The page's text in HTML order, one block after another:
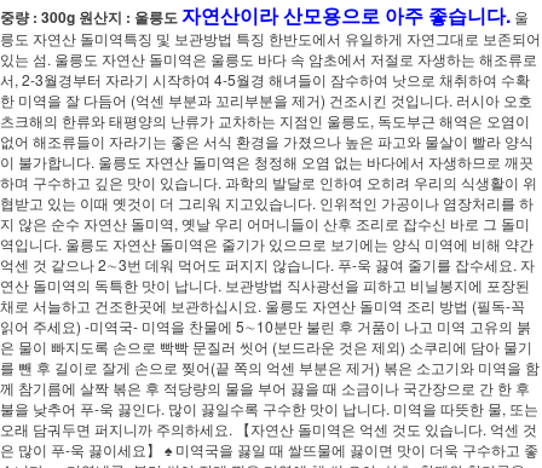
중량 : 300g 원산지 : 울릉도자연산이라 산모용으로 아주 좋습니다. 울
릉도 자연산 돌미역특징 및 보관방법 특징 한반도에서 유일하게 자연그대로 보존되어
있는 섬. 울릉도 자연산 돌미역은 울릉도 바다 속 암초에서 저절로 자생하는 해조류로
서, 2-3월경부터 자라기 시작하여 4-5월경 해녀들이 잠수하여 낫으로 채취하여 수확
한 미역을 잘 다듬어 (억센 부분과 꼬리부분을 제거) 건조시킨 것입니다. 러시아 오호
츠크해의 한류와 태평양의 난류가 교차하는 지점인 울릉도, 독도부근 해역은 오염이
없어 해조류들이 자라기는 좋은 서식 환경을 가졌으나 높은 파고와 물살이 빨라 양식
이 불가합니다. 울릉도 자연산 돌미역은 청정해 오염 없는 바다에서 자생하므로 깨끗
하며 구수하고 깊은 맛이 있습니다. 과학의 발달로 인하여 오히려 우리의 식생활이 위
협받고 있는 이때 옛것이 더 그리워 지고있습니다. 인위적인 가공이나 염장처리를 하
지 않은 순수 자연산 돌미역, 옛날 우리 어머니들이 산후 조리로 잡수신 바로 그 돌미
역입니다. 울릉도 자연산 돌미역은 줄기가 있으므로 보기에는 양식 미역에 비해 약간
억센 것 같으나 2∼3번 데워 먹어도 퍼지지 않습니다. 푸-욱 끓여 줄기를 잡수세요. 자
연산 돌미역의 독특한 맛이 납니다. 보관방법 직사광선을 피하고 비닐봉지에 포장된
채로 서늘하고 건조한곳에 보관하십시요. 울릉도 자연산 돌미역 조리 방법 (필독-꼭
읽어 주세요) -미역국- 미역을 찬물에 5∼10분만 불린 후 거품이 나고 미역 고유의 붉
은 물이 빠지도록 손으로 빡빡 문질러 씻어 (보드라운 것은 제외) 소쿠리에 담아 물기
를 뺀 후 길이로 잘게 손으로 찢어(끝 쪽의 억센 부분은 제거) 볶은 소고기와 미역을 함
께 참기름에 살짝 볶은 후 적당량의 물을 부어 끓을 때 소금이나 국간장으로 간 한 후
불을 낮추어 푸-욱 끓인다. 많이 끓일수록 구수한 맛이 납니다. 미역을 따뜻한 물, 또는
오래 담궈두면 퍼지니까 주의하세요. 【자연산 돌미역은 억센 것도 있습니다. 억센 것
은 많이 푸-욱 끓이세요】 ♠ 미역국을 끓일 때 쌀뜨물에 끓이면 맛이 더욱 구수하고 좋